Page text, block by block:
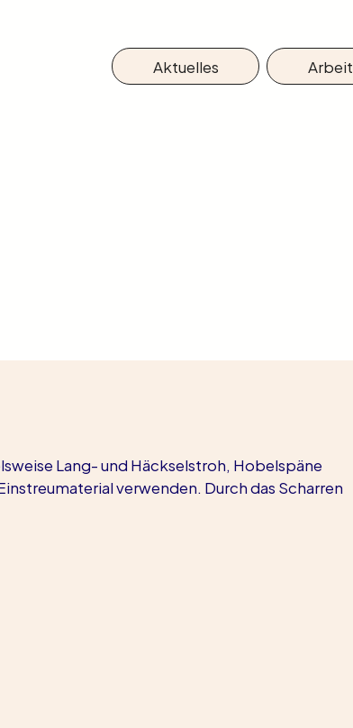
Aktuelles Arbeit
Lang- und Häckselstroh, Hobelspäne
verwenden. Durch das Scharren